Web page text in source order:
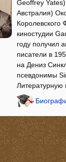
Geoffrey
Австралия)
Королевского
киностудии
году получил
писатели в
на Дениз
псевдонимы
Литературную